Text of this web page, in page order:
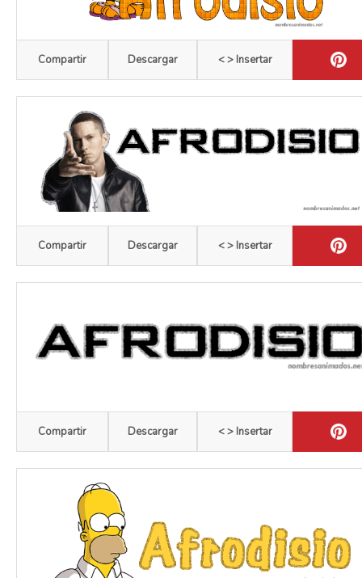
Compartir Descargar < > Insertar
Compartir Descargar < > Insertar
Compartir Descargar < > Insertar